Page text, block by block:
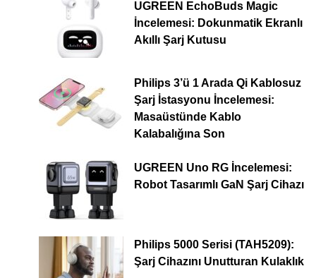
UGREEN EchoBuds Magic
İncelemesi: Dokunmatik Ekranlı
Akıllı Şarj Kutusu
Philips 3’ü 1 Arada Qi Kablosuz
Şarj İstasyonu İncelemesi:
Masaüstünde Kablo
Kalabalığına Son
UGREEN Uno RG İncelemesi:
Robot Tasarımlı GaN Şarj Cihazı
Philips 5000 Serisi (TAH5209):
Şarj Cihazını Unutturan Kulaklık